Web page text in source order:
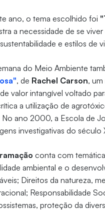
ano, o tema escolhido foi
a necessidade de se
e estilos de
do Meio Ambiente
, de Rachel Carson,
valor intangível voltado
a utilização de
No ano 2000, a Escola de
investigativas do século
conta com
ambiental e o
Direitos da natureza,
Responsabilidade
proteção da